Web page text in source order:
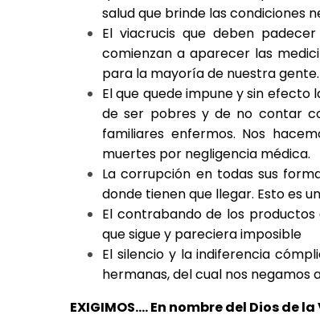
salud que brinde las condiciones
El viacrucis que deben
comienzan a aparecer las
para la mayoría de nuestra gente.
El que quede impune y sin
de ser pobres y de no contar
familiares enfermos. Nos
muertes por negligencia médica.
La corrupción en todas sus
donde tienen que llegar. Esto es
El contrabando de los
que sigue y pareciera imposible
El silencio y la indiferencia
hermanas, del cual nos negamos
EXIGIMOS…. En nombre del Dios de